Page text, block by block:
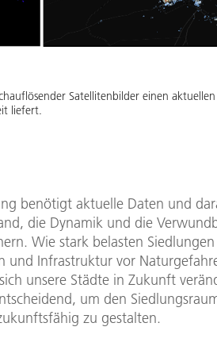
Satellitenbilder einen
liefert.
benötigt aktuelle Daten und
die Dynamik und die
Wie stark belasten
und Infrastruktur vor
unsere Städte in Zukunft
um den
zu gestalten.